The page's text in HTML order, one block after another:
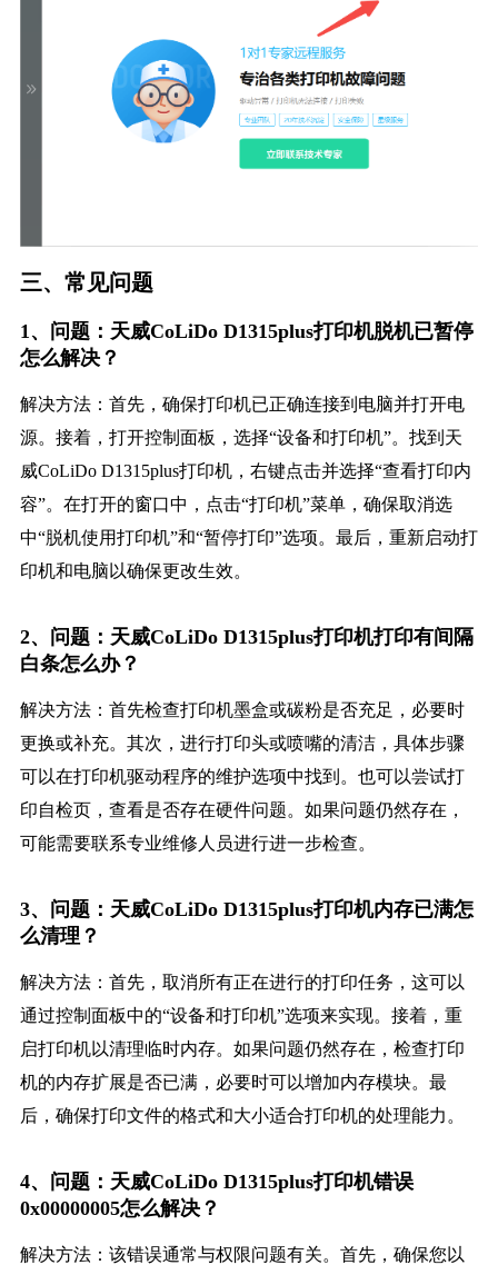
三、常见问题
1、问题：天威CoLiDo D1315plus打印机脱机已暂停
怎么解决？
解决方法：首先，确保打印机已正确连接到电脑并打开电
源。接着，打开控制面板，选择“设备和打印机”。找到天
威CoLiDo D1315plus打印机，右键点击并选择“查看打印内
容”。在打开的窗口中，点击“打印机”菜单，确保取消选
中“脱机使用打印机”和“暂停打印”选项。最后，重新启动打
印机和电脑以确保更改生效。
2、问题：天威CoLiDo D1315plus打印机打印有间隔
白条怎么办？
解决方法：首先检查打印机墨盒或碳粉是否充足，必要时
更换或补充。其次，进行打印头或喷嘴的清洁，具体步骤
可以在打印机驱动程序的维护选项中找到。也可以尝试打
印自检页，查看是否存在硬件问题。如果问题仍然存在，
可能需要联系专业维修人员进行进一步检查。
3、问题：天威CoLiDo D1315plus打印机内存已满怎
么清理？
解决方法：首先，取消所有正在进行的打印任务，这可以
通过控制面板中的“设备和打印机”选项来实现。接着，重
启打印机以清理临时内存。如果问题仍然存在，检查打印
机的内存扩展是否已满，必要时可以增加内存模块。最
后，确保打印文件的格式和大小适合打印机的处理能力。
4、问题：天威CoLiDo D1315plus打印机错误
0x00000005怎么解决？
解决方法：该错误通常与权限问题有关。首先，确保您以